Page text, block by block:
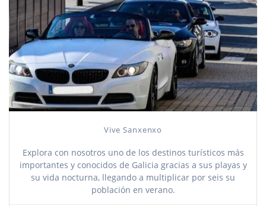
Vive Sanxenxo
Explora con nosotros uno de los destinos turísticos más
importantes y conocidos de Galicia gracias a sus playas y
su vida nocturna, llegando a multiplicar por seis su
población en verano.